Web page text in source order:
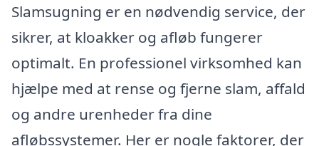
Slamsugning er en nødvendig service, der
sikrer, at kloakker og afløb fungerer
optimalt. En professionel virksomhed kan
hjælpe med at rense og fjerne slam, affald
og andre urenheder fra dine
afløbssystemer. Her er nogle faktorer, der